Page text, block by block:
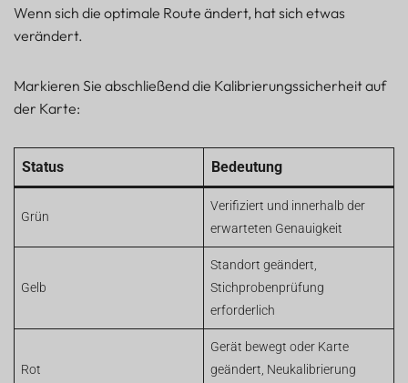
Wenn sich die optimale Route ändert, hat sich etwas
verändert.
Markieren Sie abschließend die Kalibrierungssicherheit auf
der Karte:
Status Bedeutung
Grün
Verifiziert und innerhalb der
erwarteten Genauigkeit
Gelb
Standort geändert,
Stichprobenprüfung
erforderlich
Rot
Gerät bewegt oder Karte
geändert, Neukalibrierung